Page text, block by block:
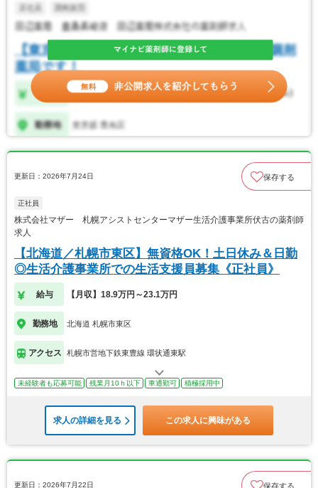
更新日：2026年7月24日 保存する
正社員
株式会社マザー 札幌アシストセンターマザー生活介護事業所伏古の薬剤師
求人
【北海道／札幌市東区】無資格OK！土日休み＆日勤
◎生活介護事業所での生活支援員募集《正社員》
給与 【月収】18.9万円～23.1万円
勤務地 北海道 札幌市東区
アクセス 札幌市営地下鉄東豊線 環状通東駅
未経験者も応募可能 残業月10ｈ以下 車通勤可 積極採用中
求人の詳細を見る この求人に興味がある
更新日：2026年7月22日 保存する